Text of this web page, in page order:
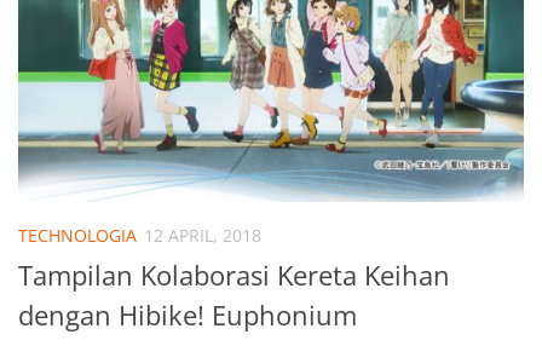
TECHNOLOGIA 12 APRIL, 2018
Tampilan Kolaborasi Kereta Keihan
dengan Hibike! Euphonium